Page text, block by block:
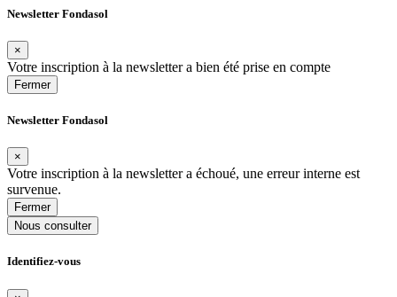
Newsletter Fondasol
×
Votre inscription à la newsletter a bien été prise en compte
Fermer
Newsletter Fondasol
×
Votre inscription à la newsletter a échoué, une erreur interne est
survenue.
Fermer
Nous consulter
Identifiez-vous